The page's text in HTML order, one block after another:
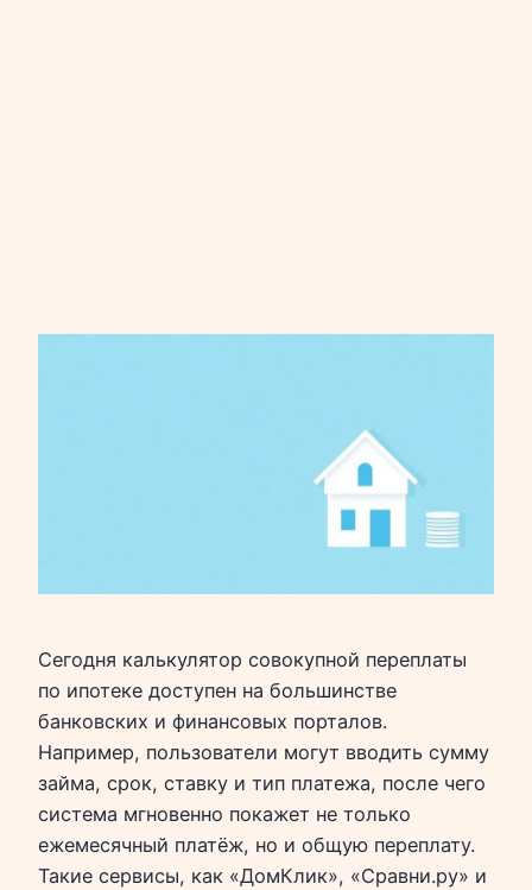
Сегодня калькулятор совокупной переплаты
по ипотеке доступен на большинстве
банковских и финансовых порталов.
Например, пользователи могут вводить сумму
займа, срок, ставку и тип платежа, после чего
система мгновенно покажет не только
ежемесячный платёж, но и общую переплату.
Такие сервисы, как «ДомКлик», «Сравни.ру» и